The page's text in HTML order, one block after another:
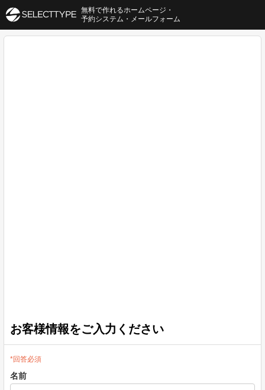
お客様情報をご入力ください
*回答必須
名前
無料で作れるホームページ・
予約システム・メールフォーム